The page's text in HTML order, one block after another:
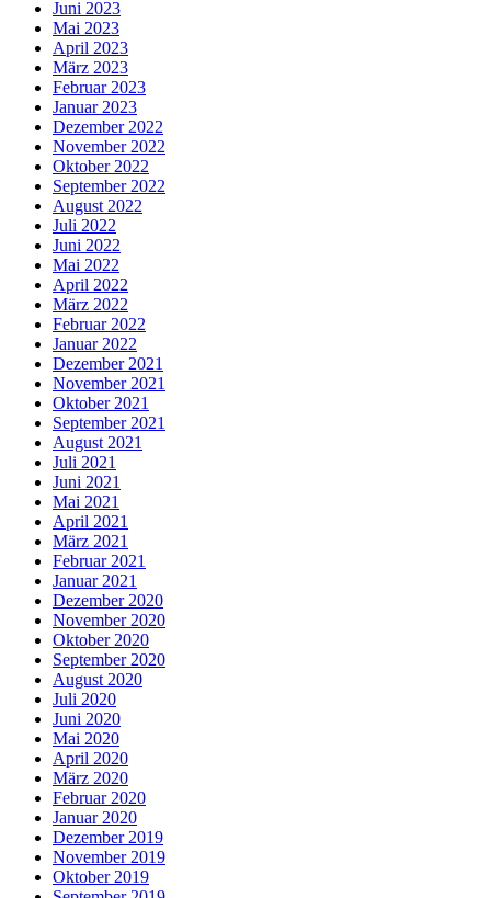
Juni 2023
Mai 2023
April 2023
März 2023
Februar 2023
Januar 2023
Dezember 2022
November 2022
Oktober 2022
September 2022
August 2022
Juli 2022
Juni 2022
Mai 2022
April 2022
März 2022
Februar 2022
Januar 2022
Dezember 2021
November 2021
Oktober 2021
September 2021
August 2021
Juli 2021
Juni 2021
Mai 2021
April 2021
März 2021
Februar 2021
Januar 2021
Dezember 2020
November 2020
Oktober 2020
September 2020
August 2020
Juli 2020
Juni 2020
Mai 2020
April 2020
März 2020
Februar 2020
Januar 2020
Dezember 2019
November 2019
Oktober 2019